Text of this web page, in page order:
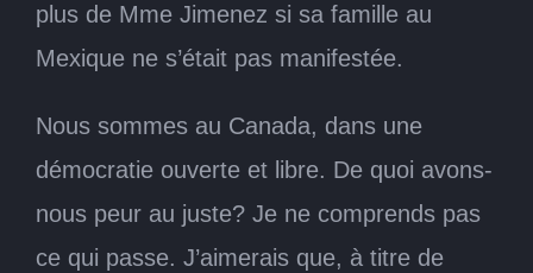
plus de Mme Jimenez si sa famille au
Mexique ne s’était pas manifestée.
Nous sommes au Canada, dans une
démocratie ouverte et libre. De quoi avons-
nous peur au juste? Je ne comprends pas
ce qui passe. J’aimerais que, à titre de